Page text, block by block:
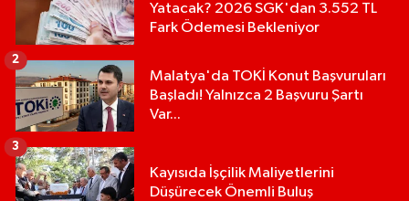
Yatacak? 2026 SGK'dan 3.552 TL
Fark Ödemesi Bekleniyor
Malatya'da TOKİ Konut Başvuruları
Başladı! Yalnızca 2 Başvuru Şartı
Var...
2
Kayısıda İşçilik Maliyetlerini
Düşürecek Önemli Buluş
3